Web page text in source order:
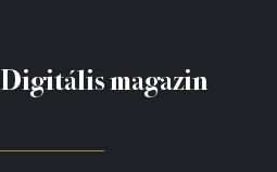
Digitális magazin